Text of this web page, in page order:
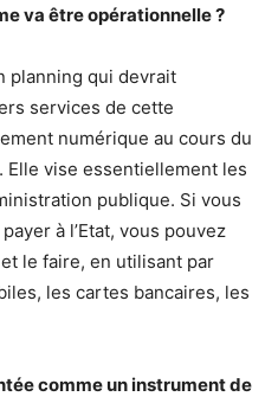
va être opérationnelle ?
planning qui devrait
services de cette
numérique au cours du
Elle vise essentiellement les
publique. Si vous
à l’Etat, vous pouvez
le faire, en utilisant par
les cartes bancaires, les
comme un instrument de